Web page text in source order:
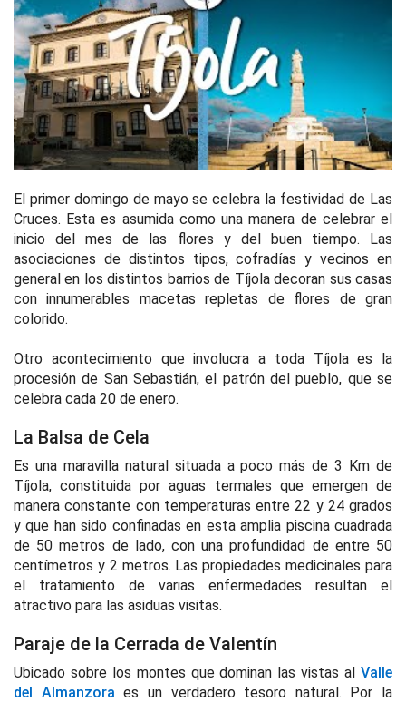
El primer domingo de mayo se celebra la festividad de Las
Cruces. Esta es asumida como una manera de celebrar el
inicio del mes de las flores y del buen tiempo. Las
asociaciones de distintos tipos, cofradías y vecinos en
general en los distintos barrios de Tíjola decoran sus casas
con innumerables macetas repletas de flores de gran
colorido.
Otro acontecimiento que involucra a toda Tíjola es la
procesión de San Sebastián, el patrón del pueblo, que se
celebra cada 20 de enero.
La Balsa de Cela
Es una maravilla natural situada a poco más de 3 Km de
Tíjola, constituida por aguas termales que emergen de
manera constante con temperaturas entre 22 y 24 grados
y que han sido confinadas en esta amplia piscina cuadrada
de 50 metros de lado, con una profundidad de entre 50
centímetros y 2 metros. Las propiedades medicinales para
el tratamiento de varias enfermedades resultan el
atractivo para las asiduas visitas.
Paraje de la Cerrada de Valentín
Ubicado sobre los montes que dominan las vistas al Valle
del Almanzora es un verdadero tesoro natural. Por la